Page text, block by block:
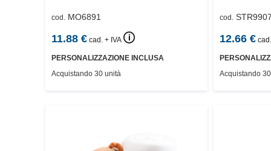
cod. MO6891
11.88 € cad. + IVA 🛈
PERSONALIZZAZIONE INCLUSA
Acquistando 30 unità
cod.
12.66€
Acquistando